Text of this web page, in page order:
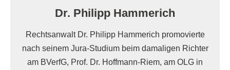
Dr. Philipp Hammerich
Rechtsanwalt Dr. Philipp Hammerich promovierte
nach seinem Jura-Studium beim damaligen Richter
am BVerfG, Prof. Dr. Hoffmann-Riem, am OLG in